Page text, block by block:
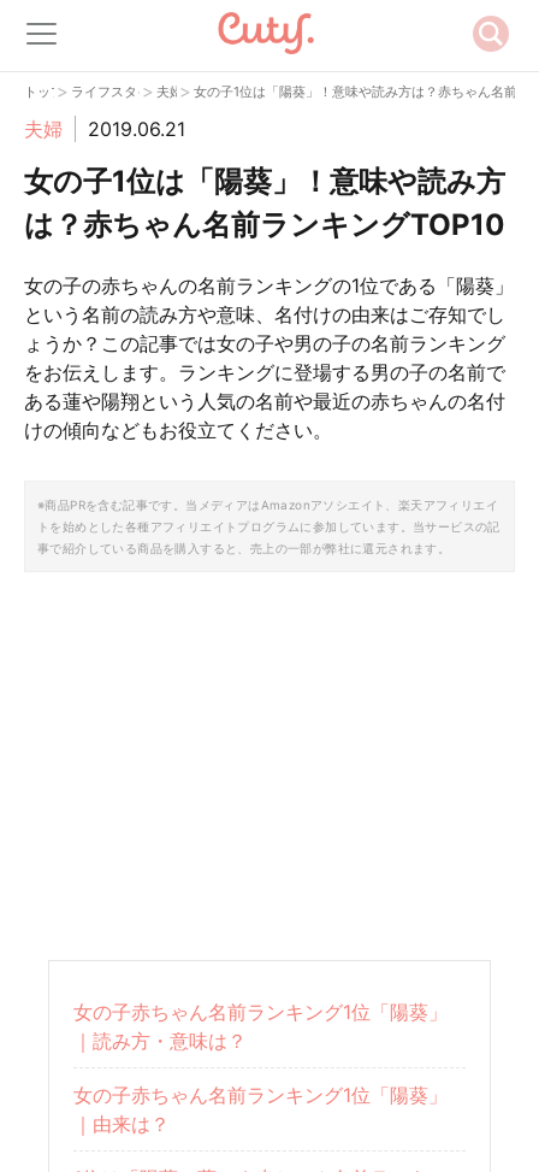
トップ> ライフスタイル
> 夫婦> 女の子1位は「陽葵」！意味や読み方は？赤ちゃん名前ラ
夫婦 2019.06.21
女の子1位は「陽葵」！意味や読み方
は？赤ちゃん名前ランキングTOP10
女の子の赤ちゃんの名前ランキングの1位である「陽葵」
という名前の読み方や意味、名付けの由来はご存知でし
ょうか？この記事では女の子や男の子の名前ランキング
をお伝えします。ランキングに登場する男の子の名前で
ある蓮や陽翔という人気の名前や最近の赤ちゃんの名付
けの傾向などもお役立てください。
※商品PRを含む記事です。当メディアはAmazonアソシエイト、楽天アフィリエイ
トを始めとした各種アフィリエイトプログラムに参加しています。当サービスの記
事で紹介している商品を購入すると、売上の一部が弊社に還元されます。
女の子赤ちゃん名前ランキング1位「陽葵」
｜読み方・意味は？
女の子赤ちゃん名前ランキング1位「陽葵」
｜由来は？